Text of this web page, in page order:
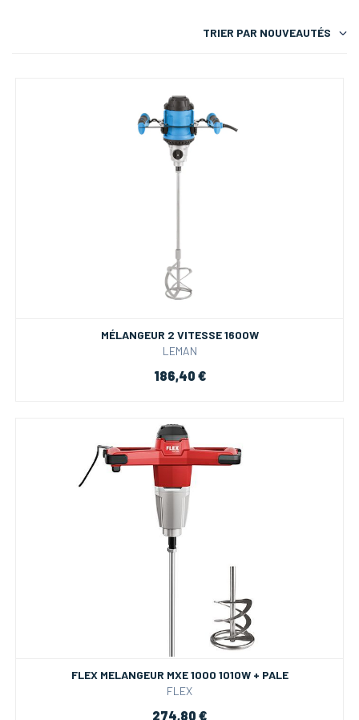
TRIER PAR NOUVEAUTÉS
MÉLANGEUR 2 VITESSE 1600W
LEMAN
186,40 €
FLEX MELANGEUR MXE 1000 1010W + PALE
FLEX
274,80 €